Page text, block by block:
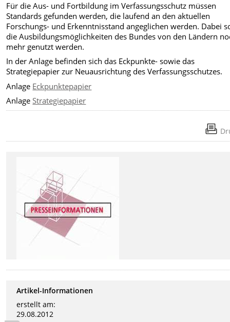
Für die Aus- und Fortbildung im Verfassungsschutz müssen
Standards gefunden werden, die laufend an den aktuellen
Forschungs- und Erkenntnisstand angeglichen werden. Dabei
die Ausbildungsmöglichkeiten des Bundes von den Ländern
mehr genutzt werden.
In der Anlage befinden sich das Eckpunkte- sowie das
Strategiepapier zur Neuausrichtung des Verfassungsschutzes.
Anlage Eckpunktepapier
AnlageStrategiepapier
Artikel-Informationen
erstellt am:
29.08.2012